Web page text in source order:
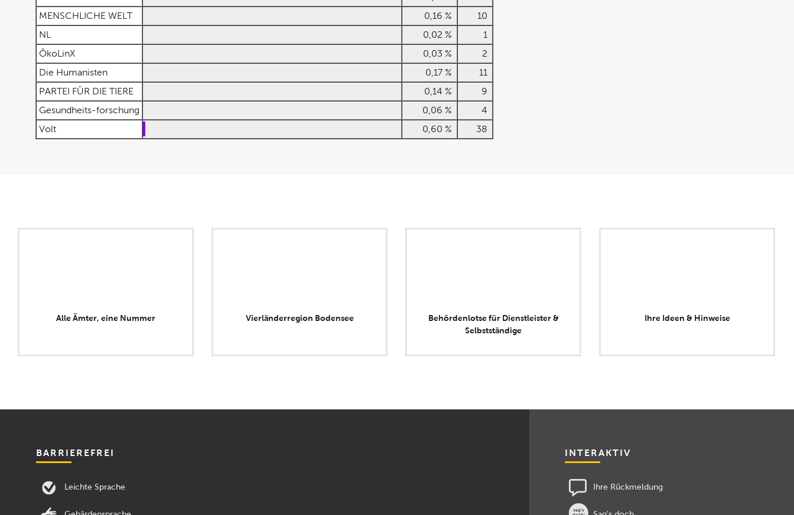
MENSCHLICHE WELT
0,16 %
10
NL
0,02 %
1
ÖkoLinX
0,03 %
2
Die Humanisten
0,17 %
11
PARTEI FÜR DIE TIERE
0,14 %
9
Gesundheits-forschung
0,06 %
4
Volt
0,60 % 38
Alle Ämter, eine Nummer Vierländerregion Bodensee
Behördenlotse für Dienstleister &
Selbstständige
Ihre Ideen & Hinweise
BARRIEREFREI
Leichte Sprache
INTERAKTIV
Ihre Rückmeldung